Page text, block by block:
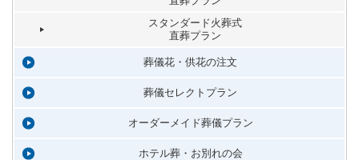
スタンダード火葬式
直葬プラン
葬儀花・供花の注文
葬儀セレクトプラン
オーダーメイド葬儀プラン
ホテル葬・お別れの会